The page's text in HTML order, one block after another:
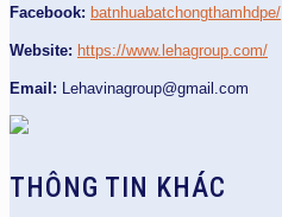
Facebook: batnhuabatchongthamhdpe/
Website: https://www.lehagroup.com/
Email: Lehavinagroup@gmail.com
THÔNG TIN KHÁC